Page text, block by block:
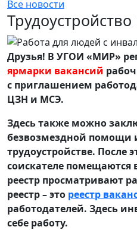
Все новости
Друзья! В УГОИ «МИР»
ярмарки вакансий
с приглашением
ЦЗН и МСЭ.
Здесь также можно
безвозмездной помощи
трудоустройстве. После
соискателе помещаются
реестр просматривают
реестр – это реестр
работодателей. Здесь
себе работу.